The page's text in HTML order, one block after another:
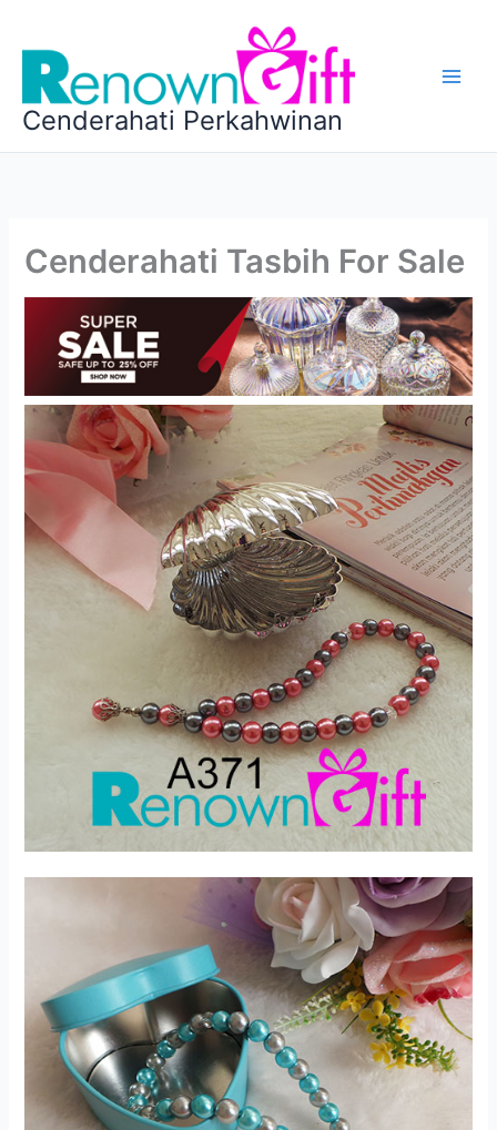
content
Cenderahati Perkahwinan
Cenderahati Tasbih For Sale